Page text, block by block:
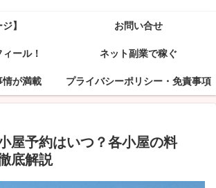
】 お問い合せ
ール！ ネット副業で稼ぐ
情が満載 プライバシーポリシー・免責事項
屋予約はいつ？各小屋の料
底解説